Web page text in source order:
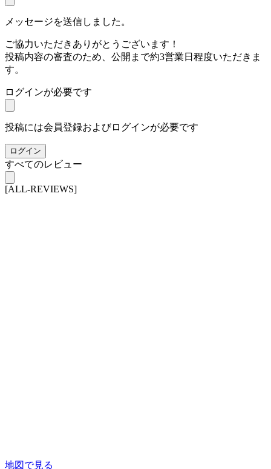
メッセージを送信しました。
ご協力いただきありがとうございます！
投稿内容の審査のため、公開まで約3営業日程度いただきま
す。
ログインが必要です
投稿には会員登録およびログインが必要です
ログイン
すべてのレビュー
[ALL-REVIEWS]
地図で見る